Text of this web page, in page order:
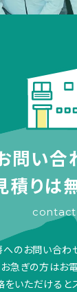
問い合
積りは
contact
のお問い合わ
お急ぎの方はお
をいただけると